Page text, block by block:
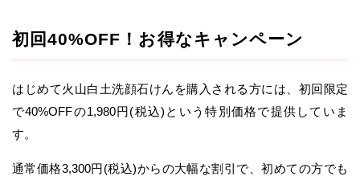
初回40%OFF！お得なキャンペーン
はじめて火山白土洗顔石けんを購入される方には、初回限定
で40%OFFの1,980円(税込)という特別価格で提供していま
す。
通常価格3,300円(税込)からの大幅な割引で、初めての方でも